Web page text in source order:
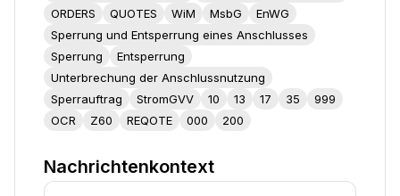
ORDERS
QUOTES WiM MsbG
EnWG
Sperrung und Entsperrung eines Anschlusses
Sperrung
Entsperrung
Unterbrechung der Anschlussnutzung
Sperrauftrag
StromGVV 10 13 17 35
999
OCR
Z60 REQOTE 000 200
Nachrichtenkontext